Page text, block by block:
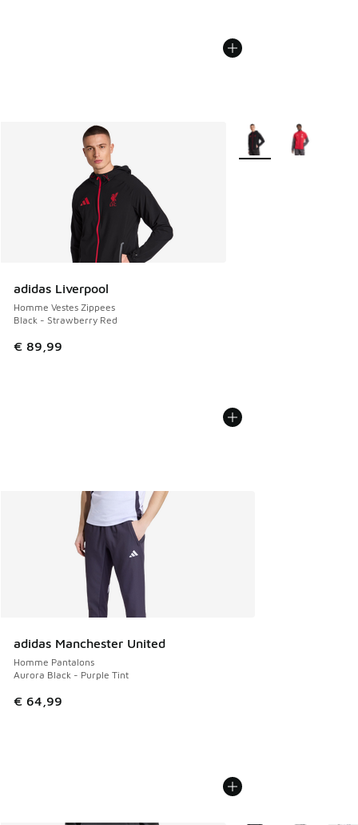
adidas Liverpool
Homme Vestes Zippees
Black - Strawberry Red
€ 89,99
Plus de couleurs
adidas Manchester United
Homme Pantalons
Aurora Black - Purple Tint
€ 64,99